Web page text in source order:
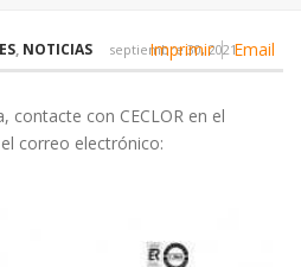
Imprimir Email
, NOTICIAS septiembre 30, 2021
contacte con CECLOR en el
correo electrónico: